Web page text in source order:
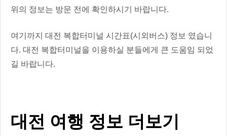
위의 정보는 방문 전에 확인하시기 바랍니다.
여기까지 대전 복합터미널 시간표(시외버스) 정보 였습니
다. 대전 복합터미널을 이용하실 분들에게 큰 도움임 되었
길 바랍니다.
대전 여행 정보 더보기